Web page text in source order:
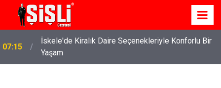
07:15
İskele'de Kiralık Daire Seçenekleriyle Konforlu Bir
Yaşam